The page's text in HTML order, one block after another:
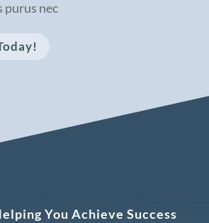
purus nec
You Achieve Success